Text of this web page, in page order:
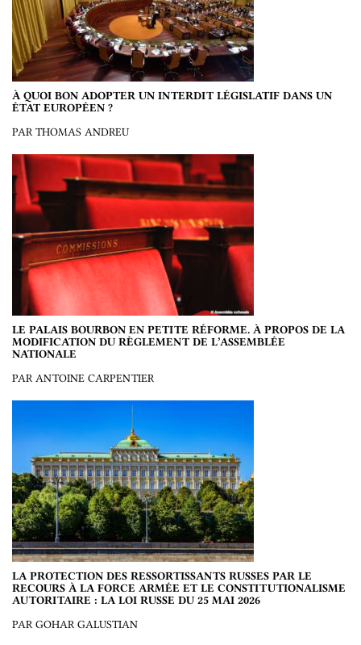
À QUOI BON ADOPTER UN INTERDIT LÉGISLATIF DANS UN
ÉTAT EUROPÉEN ?
PAR THOMAS ANDREU
LE PALAIS BOURBON EN PETITE RÉFORME. À PROPOS DE LA
MODIFICATION DU RÈGLEMENT DE L’ASSEMBLÉE
NATIONALE
PAR ANTOINE CARPENTIER
LA PROTECTION DES RESSORTISSANTS RUSSES PAR LE
RECOURS À LA FORCE ARMÉE ET LE CONSTITUTIONALISME
AUTORITAIRE : LA LOI RUSSE DU 25 MAI 2026
PAR GOHAR GALUSTIAN